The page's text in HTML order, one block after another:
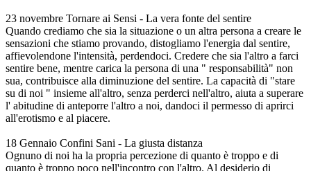
23 novembre Tornare ai Sensi - La vera fonte del sentire
Quando crediamo che sia la situazione o un altra persona a creare le
sensazioni che stiamo provando, distogliamo l'energia dal sentire,
affievolendone l'intensità, perdendoci. Credere che sia l'altro a farci
sentire bene, mentre carica la persona di una " responsabilità" non
sua, contribuisce alla diminuzione del sentire. La capacità di "stare
su di noi " insieme all'altro, senza perderci nell'altro, aiuta a superare
l' abitudine di anteporre l'altro a noi, dandoci il permesso di aprirci
all'erotismo e al piacere.
18 Gennaio Confini Sani - La giusta distanza
Ognuno di noi ha la propria percezione di quanto è troppo e di
quanto è troppo poco nell'incontro con l'altro. Al desiderio di